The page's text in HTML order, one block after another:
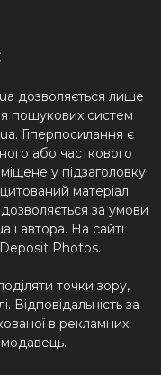
дозволяється лише
пошукових систем
Гіперпосилання є
або часткового
у підзаголовку
матеріал.
за умови
і автора. На сайті
Photos.
точки зору,
Відповідальність за
в рекламних